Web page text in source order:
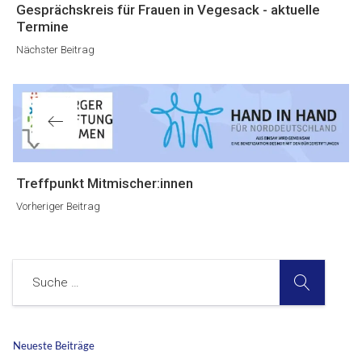
Nächster
Beitrag
Gesprächskreis für Frauen in Vegesack - aktuelle
Termine
Nächster Beitrag
Vorheriger
Beitrag
Treffpunkt Mitmischer:innen
Vorheriger Beitrag
Neueste Beiträge